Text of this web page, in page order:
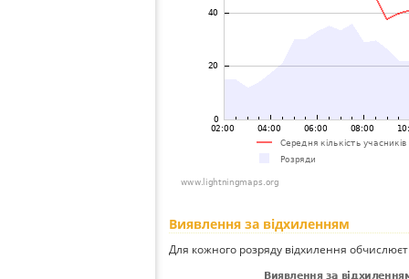
Виявлення за відхиленням
Для кожного розряду відхилення